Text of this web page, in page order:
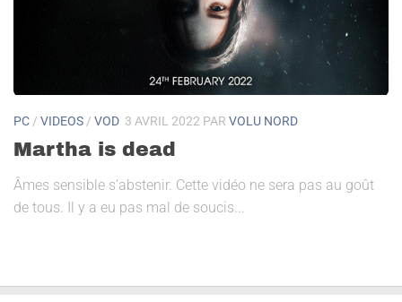
PC / VIDEOS / VOD 3 AVRIL 2022 PAR VOLU NORD
Martha is dead
Âmes sensible s’abstenir. Cette vidéo ne sera pas au goût
de tous. Il y a eu pas mal de soucis...